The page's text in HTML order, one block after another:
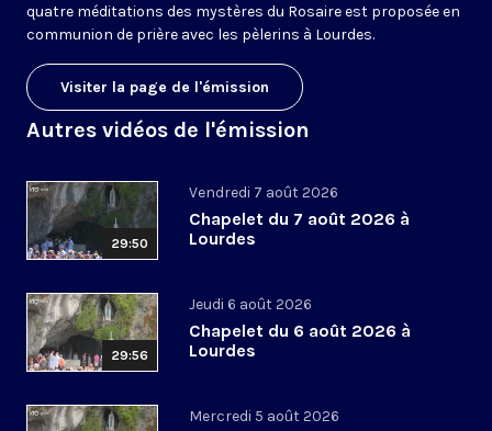
quatre méditations des mystères du Rosaire est proposée en
communion de prière avec les pèlerins à Lourdes.
Visiter la page de l'émission
Autres vidéos de l'émission
29:50
Vendredi 7 août 2026
Chapelet du 7 août 2026 à
Lourdes
29:56
Jeudi 6 août 2026
Chapelet du 6 août 2026 à
Lourdes
Mercredi 5 août 2026